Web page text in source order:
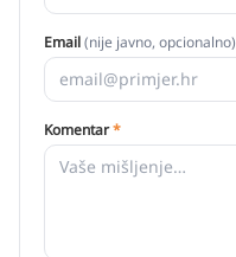
Email(nije javno, opcionalno)
Komentar*